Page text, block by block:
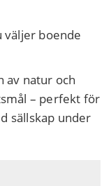
väljer boende
av natur och
– perfekt för
sällskap under